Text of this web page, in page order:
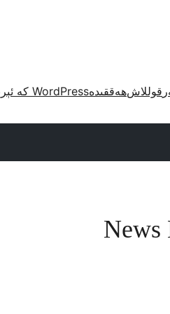
قوللاشھەققىدەWordPress كە ئېرىشىش